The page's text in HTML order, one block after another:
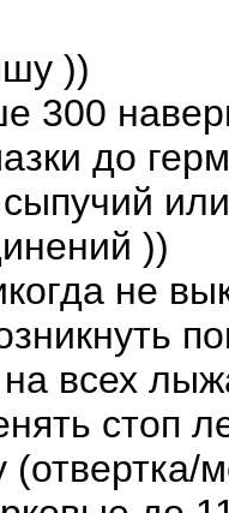
))
300
до
))
не
всех
стоп